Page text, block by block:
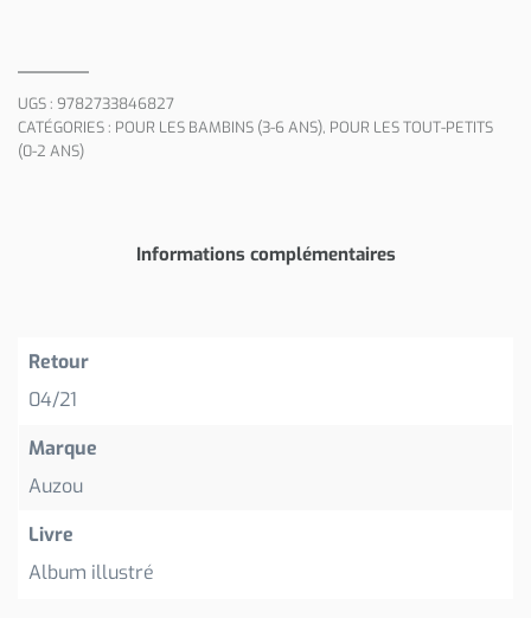
UGS : 9782733846827
CATÉGORIES : POUR LES BAMBINS (3-6 ANS), POUR LES TOUT-PETITS
(0-2 ANS)
Informations complémentaires
Retour
04/21
Marque
Auzou
Livre
Album illustré